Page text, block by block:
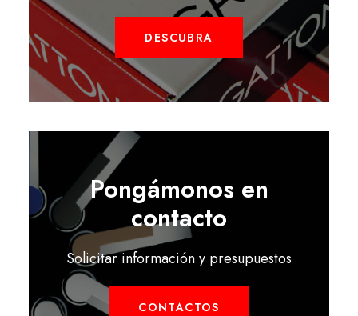
DESCUBRA
Pongámonos en
contacto
Solicitar información y presupuestos
CONTACTOS